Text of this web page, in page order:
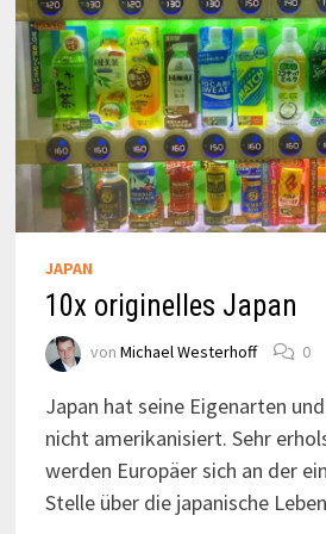
JAPAN
10x originelles Japan
von Michael Westerhoff 0
Japan hat seine Eigenarten
nicht amerikanisiert. Sehr
werden Europäer sich an der
Stelle über die japanische